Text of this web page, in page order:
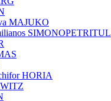
MAJUKO
SIMONOPETRITUL
HORIA